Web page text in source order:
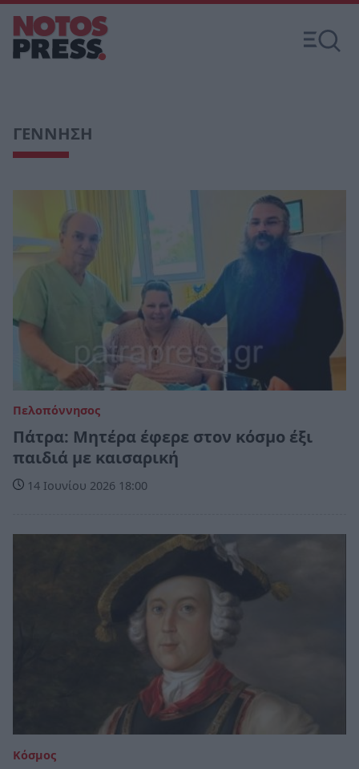
ΓΕΝΝΗΣΗ
Πελοπόννησος
Πάτρα: Μητέρα έφερε στον κόσμο έξι
παιδιά με καισαρική
14 Ιουνίου 2026 18:00
Κόσμος